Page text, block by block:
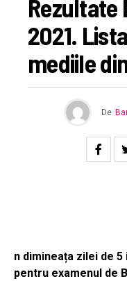
Rezultate
2021.
mediile
De
n dimineața zilei de
pentru examenul de